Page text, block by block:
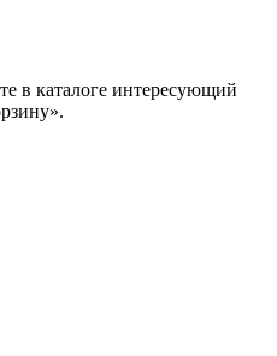
в каталоге интересующий